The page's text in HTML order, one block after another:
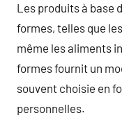
Les produits à base
formes, telles que
même les aliments
formes fournit un
souvent choisie en
personnelles.